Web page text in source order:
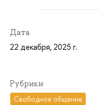
Дата
22 декабря, 2025 г.
Рубрики
Свободное общение